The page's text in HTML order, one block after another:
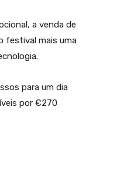
a venda de
festival mais uma
para um dia
por €270